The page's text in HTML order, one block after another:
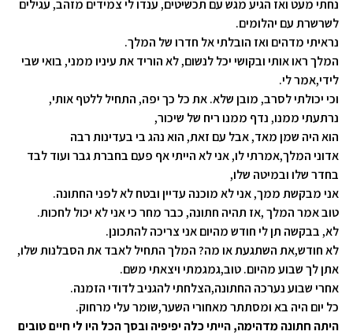
נחתי מעט ואז הגיע מגש עם תכשיטים, ענדו לי צמידים מזהב, עגילים
לשרשרת עם יהלומים.
נראיתי מדהים ואז הובלתי אל חדרו של המלך.
המלך ראו אותי ובקושי יכל לנשום, לא הוריד את עיניו ממני, בואי שבי
לידי,אמר לי.
וכי יכולתי לסרב, מובן שלא. את כל כך יפה, התחיל ללטף אותי,
נרתעתי ממנו, נדף ממנו ריח של שיכור,
הוא היה שמן מאד, אבל עם זאת, הוא נהג בי בעדינות רבה
אדוני המלך,אמרתי לו, אני לא הייתי אף פעם בחברת גבר ועוד לבד
בחדר שלו ובמיטה שלו,
אני מבקשת ממך, אני לא מוכנה עדיין ובטחלא לפני החתונה.
טוב אמר המלך ,אז תהיה חתונה, כבר מחר כי אני לא יכול לחכות.
לא, בבקשה תן לי חודש מהיום אני צריכה להתכונן.
לא חודש,את השתגעת או מה? המלך התחיל לאבד את הסבלנות שלו,
אתן לך שבוע מהיום. טוב,גמגמתי ויצאתי משם.
אחרי שבוע נערכה החתונה,הצלחתי להגניב לדודי הזמנה.
כל יום היה בא ומסתתר מאחורי השער,שומר עלי מרחוק.
היתה חתונה מדהימה, הייתי כלה יפיפיה ובסך הכל היו לי חיים טובים